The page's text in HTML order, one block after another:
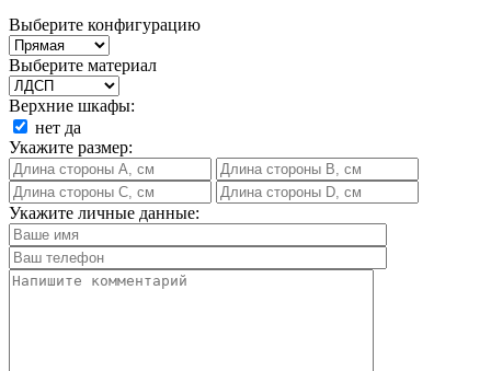
Выберите конфигурацию
Выберите материал
Верхние шкафы:
нет да
Укажите размер:
Укажите личные данные: